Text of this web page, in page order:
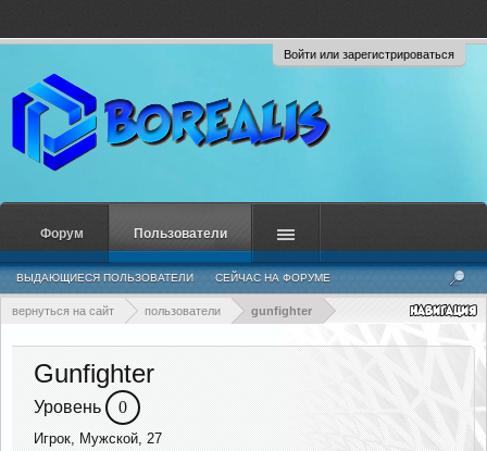
Войти или зарегистрироваться
вернуться на сайт пользователи gunfighter
Gunfighter
Уровень 0
Игрок, Мужской, 27
Форум Пользователи
ВЫДАЮЩИЕСЯ ПОЛЬЗОВАТЕЛИ СЕЙЧАС НА ФОРУМЕ
НЕДАВНЯЯ АКТИВНОСТЬ НОВЫЕ СООБЩЕНИЯ ПРОФИЛЯ